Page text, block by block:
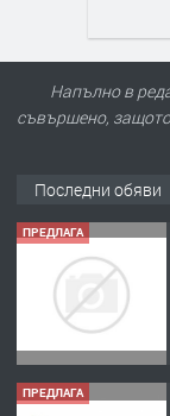
Напълно в
съвършено,
Последни обяви
ПРЕДЛАГА
ПРЕДЛАГА